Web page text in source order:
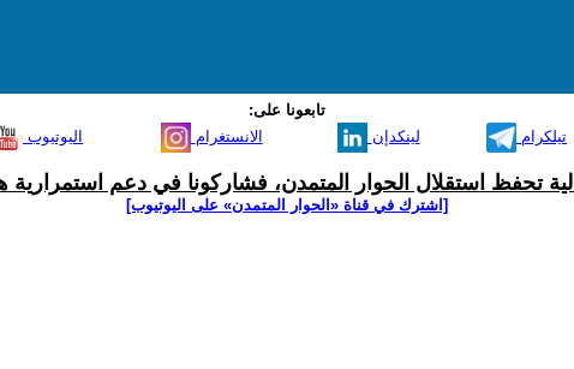
تابعونا على:
اليوتيوب الانستغرام لينكدإن تيلكرام
تحفظ استقلال الحوار المتمدن، فشاركونا في دعم استمرارية
[اشترك في قناة ‫«الحوار المتمدن» على اليوتيوب]